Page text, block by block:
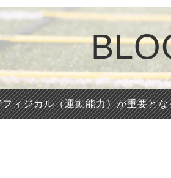
松戸校（ソルテニス
カレッジ横）
市川校（和洋学園
国分キャンパス内）
運動能力向上のスク
ィジカル（運動能力）が重要と